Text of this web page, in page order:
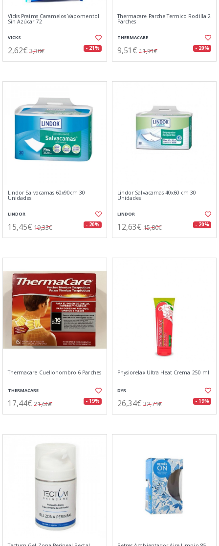
Vicks Praims Caramelos Vapomentol
Sin Azúcar 72
VICKS
2,62€ 3,30€ - 21%
Thermacare Parche Termico Rodilla 2
Parches
THERMACARE
9,51€ 11,91€ - 20%
Lindor Salvacamas 60x90cm 30
Unidades
LINDOR
15,45€ 19,33€ - 20%
Lindor Salvacamas 40x60 cm 30
Unidades
LINDOR
12,63€ 15,80€ - 20%
Thermacare Cuellohombro 6 Parches
THERMACARE
17,44€ 21,66€ - 19%
Physiorelax Ultra Heat Crema 250 ml
DYR
26,34€ 32,71€ - 19%